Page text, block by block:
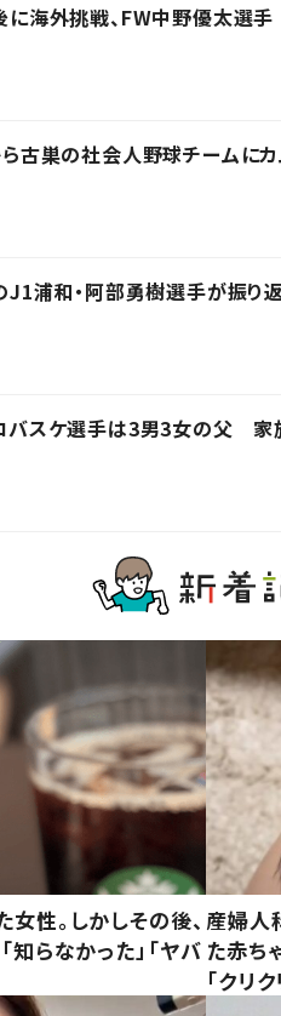
に海外挑戦、FW中野優太選
古巣の社会人野球チームに
J1浦和・阿部勇樹選手が振
バスケ選手は3男3女の父 家
性。しかしその後、
らなかった」「ヤバ
産婦人
た赤ち
「クリ